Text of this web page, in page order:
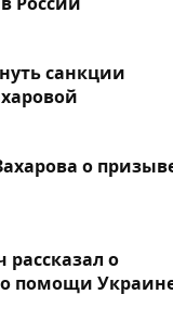
санкции
о
о
помощи